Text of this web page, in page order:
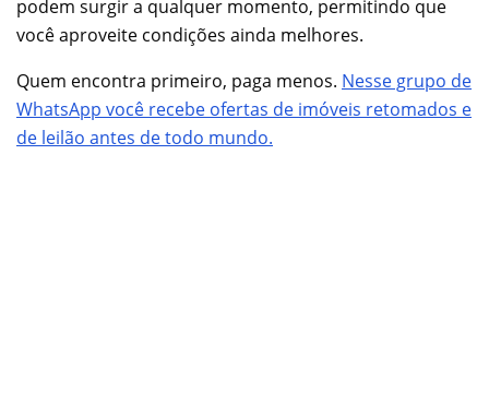
podem surgir a qualquer momento, permitindo que
você aproveite condições ainda melhores.
Quem encontra primeiro, paga menos. Nesse grupo de
WhatsApp você recebe ofertas de imóveis retomados e
de leilão antes de todo mundo.